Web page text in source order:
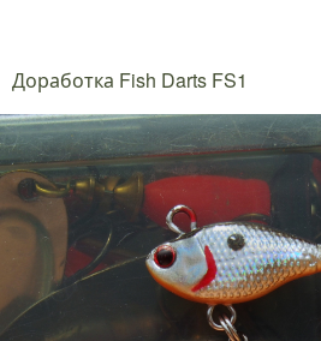
Доработка Fish Darts FS1